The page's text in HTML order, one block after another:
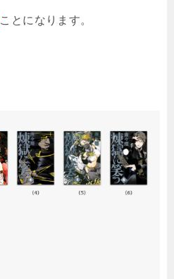
ことになります。